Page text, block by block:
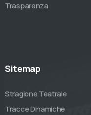
Trasparenza
Sitemap
Stragione Teatrale
Tracce Dinamiche